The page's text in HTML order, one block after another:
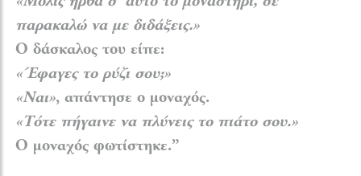
παρακαλώ να με διδάξεις.»
Ο δάσκαλος του είπε:
«Έφαγες το ρύζι σου;»
«Ναι», απάντησε ο μοναχός.
«Τότε πήγαινε να πλύνεις το πιάτο σου.»
Ο μοναχός φωτίστηκε.”